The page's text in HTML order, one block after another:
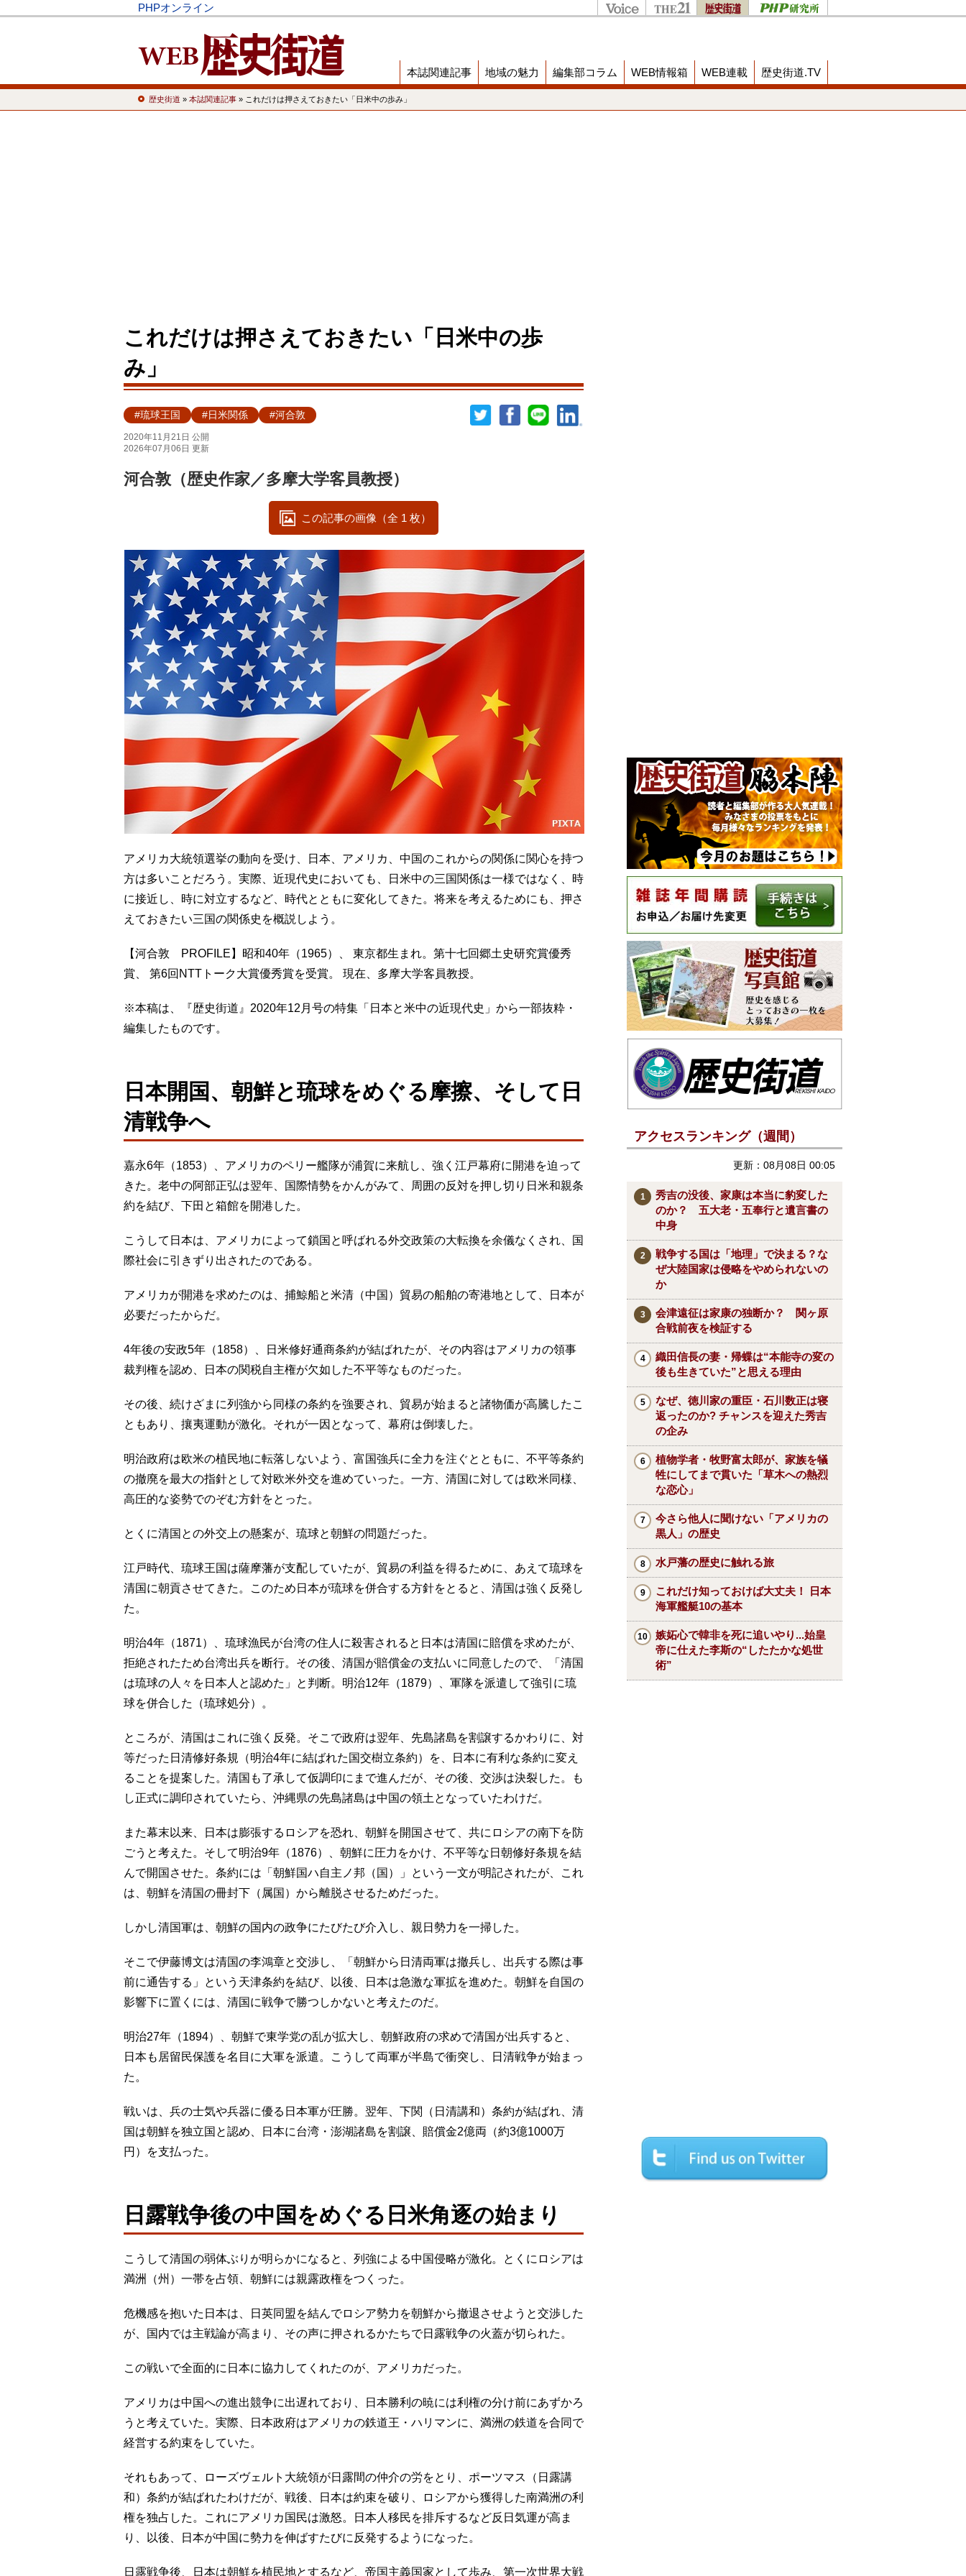
PHPオンライン
本誌関連記事 地域の魅力 編集部コラム WEB情報箱 WEB連載 歴史街道.TV
歴史街道 » 本誌関連記事 » これだけは押さえておきたい「日米中の歩み」
これだけは押さえておきたい「日米中の歩
み」
#琉球王国 #日米関係 #河合敦
2020年11月21日 公開
2026年07月06日 更新
河合敦（歴史作家／多摩大学客員教授）
この記事の画像（全 1 枚）
アメリカ大統領選挙の動向を受け、日本、アメリカ、中国のこれからの関係に関心を持つ
方は多いことだろう。実際、近現代史においても、日米中の三国関係は一様ではなく、時
に接近し、時に対立するなど、時代とともに変化してきた。将来を考えるためにも、押さ
えておきたい三国の関係史を概説しよう。
【河合敦 PROFILE】昭和40年（1965）、 東京都生まれ。第十七回郷土史研究賞優秀
賞、 第6回NTTトーク大賞優秀賞を受賞。 現在、多摩大学客員教授。
※本稿は、『歴史街道』2020年12月号の特集「日本と米中の近現代史」から一部抜粋・
編集したものです。
日本開国、朝鮮と琉球をめぐる摩擦、そして日
清戦争へ
嘉永6年（1853）、アメリカのペリー艦隊が浦賀に来航し、強く江戸幕府に開港を迫って
きた。老中の阿部正弘は翌年、国際情勢をかんがみて、周囲の反対を押し切り日米和親条
約を結び、下田と箱館を開港した。
こうして日本は、アメリカによって鎖国と呼ばれる外交政策の大転換を余儀なくされ、国
際社会に引きずり出されたのである。
アメリカが開港を求めたのは、捕鯨船と米清（中国）貿易の船舶の寄港地として、日本が
必要だったからだ。
4年後の安政5年（1858）、日米修好通商条約が結ばれたが、その内容はアメリカの領事
裁判権を認め、日本の関税自主権が欠如した不平等なものだった。
その後、続けざまに列強から同様の条約を強要され、貿易が始まると諸物価が高騰したこ
ともあり、攘夷運動が激化。それが一因となって、幕府は倒壊した。
明治政府は欧米の植民地に転落しないよう、富国強兵に全力を注ぐとともに、不平等条約
の撤廃を最大の指針として対欧米外交を進めていった。一方、清国に対しては欧米同様、
高圧的な姿勢でのぞむ方針をとった。
とくに清国との外交上の懸案が、琉球と朝鮮の問題だった。
江戸時代、琉球王国は薩摩藩が支配していたが、貿易の利益を得るために、あえて琉球を
清国に朝貢させてきた。このため日本が琉球を併合する方針をとると、清国は強く反発し
た。
明治4年（1871）、琉球漁民が台湾の住人に殺害されると日本は清国に賠償を求めたが、
拒絶されたため台湾出兵を断行。その後、清国が賠償金の支払いに同意したので、「清国
は琉球の人々を日本人と認めた」と判断。明治12年（1879）、軍隊を派遣して強引に琉
球を併合した（琉球処分）。
ところが、清国はこれに強く反発。そこで政府は翌年、先島諸島を割譲するかわりに、対
等だった日清修好条規（明治4年に結ばれた国交樹立条約）を、日本に有利な条約に変え
ることを提案した。清国も了承して仮調印にまで進んだが、その後、交渉は決裂した。も
し正式に調印されていたら、沖縄県の先島諸島は中国の領土となっていたわけだ。
また幕末以来、日本は膨張するロシアを恐れ、朝鮮を開国させて、共にロシアの南下を防
ごうと考えた。そして明治9年（1876）、朝鮮に圧力をかけ、不平等な日朝修好条規を結
んで開国させた。条約には「朝鮮国ハ自主ノ邦（国）」という一文が明記されたが、これ
は、朝鮮を清国の冊封下（属国）から離脱させるためだった。
しかし清国軍は、朝鮮の国内の政争にたびたび介入し、親日勢力を一掃した。
そこで伊藤博文は清国の李鴻章と交渉し、「朝鮮から日清両軍は撤兵し、出兵する際は事
前に通告する」という天津条約を結び、以後、日本は急激な軍拡を進めた。朝鮮を自国の
影響下に置くには、清国に戦争で勝つしかないと考えたのだ。
明治27年（1894）、朝鮮で東学党の乱が拡大し、朝鮮政府の求めで清国が出兵すると、
日本も居留民保護を名目に大軍を派遣。こうして両軍が半島で衝突し、日清戦争が始まっ
た。
戦いは、兵の士気や兵器に優る日本軍が圧勝。翌年、下関（日清講和）条約が結ばれ、清
国は朝鮮を独立国と認め、日本に台湾・澎湖諸島を割譲、賠償金2億両（約3億1000万
円）を支払った。
日露戦争後の中国をめぐる日米角逐の始まり
こうして清国の弱体ぶりが明らかになると、列強による中国侵略が激化。とくにロシアは
満洲（州）一帯を占領、朝鮮には親露政権をつくった。
危機感を抱いた日本は、日英同盟を結んでロシア勢力を朝鮮から撤退させようと交渉した
が、国内では主戦論が高まり、その声に押されるかたちで日露戦争の火蓋が切られた。
この戦いで全面的に日本に協力してくれたのが、アメリカだった。
アメリカは中国への進出競争に出遅れており、日本勝利の暁には利権の分け前にあずかろ
うと考えていた。実際、日本政府はアメリカの鉄道王・ハリマンに、満洲の鉄道を合同で
経営する約束をしていた。
それもあって、ローズヴェルト大統領が日露間の仲介の労をとり、ポーツマス（日露講
和）条約が結ばれたわけだが、戦後、日本は約束を破り、ロシアから獲得した南満洲の利
権を独占した。これにアメリカ国民は激怒。日本人移民を排斥するなど反日気運が高ま
り、以後、日本が中国に勢力を伸ばすたびに反発するようになった。
日露戦争後、日本は朝鮮を植民地とするなど、帝国主義国家として歩み、第一次世界大戦
アクセスランキング（週間）
更新：08月08日 00:05
秀吉の没後、家康は本当に豹変した
のか？ 五大老・五奉行と遺言書の
中身
戦争する国は「地理」で決まる？な
ぜ大陸国家は侵略をやめられないの
か
会津遠征は家康の独断か？ 関ヶ原
合戦前夜を検証する
織田信長の妻・帰蝶は“本能寺の変の
後も生きていた”と思える理由
なぜ、徳川家の重臣・石川数正は寝
返ったのか? チャンスを迎えた秀吉
の企み
植物学者・牧野富太郎が、家族を犠
牲にしてまで貫いた「草木への熱烈
な恋心」
今さら他人に聞けない「アメリカの
黒人」の歴史
水戸藩の歴史に触れる旅
これだけ知っておけば大丈夫！ 日本
海軍艦艇10の基本
嫉妬心で韓非を死に追いやり...始皇
帝に仕えた李斯の“したたかな処世
術”